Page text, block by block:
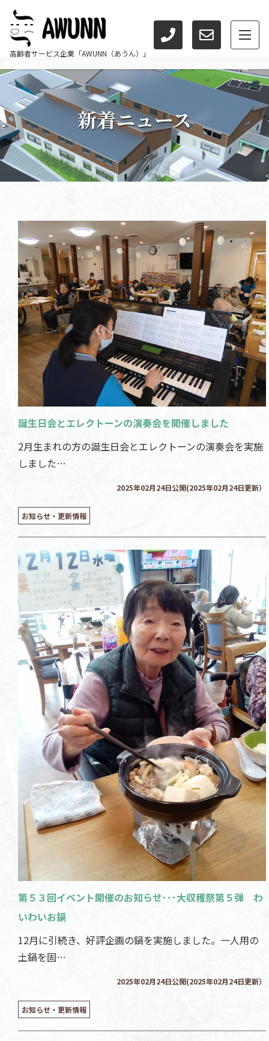
高齢者サービス企業「AWUNN（あうん）」
新着ニュース
誕生日会とエレクトーンの演奏会を開催しました
2月生まれの方の誕生日会とエレクトーンの演奏会を実施
しました…
2025年02月24日公開(2025年02月24日更新）
お知らせ・更新情報
第５３回イベント開催のお知らせ･･･大収穫祭第５弾 わ
いわいお鍋
12月に引続き、好評企画の鍋を実施しました。一人用の
土鍋を固…
2025年02月24日公開(2025年02月24日更新）
お知らせ・更新情報